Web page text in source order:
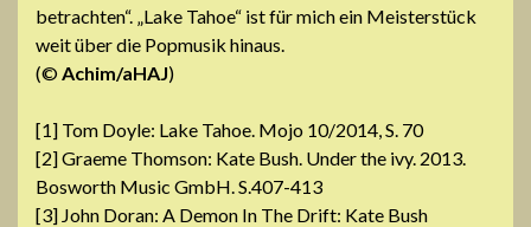
betrachten“. „Lake Tahoe“ ist für mich ein Meisterstück
weit über die Popmusik hinaus.
(© Achim/aHAJ)
[1] Tom Doyle: Lake Tahoe. Mojo 10/2014, S. 70
[2] Graeme Thomson: Kate Bush. Under the ivy. 2013.
Bosworth Music GmbH. S.407-413
[3] John Doran: A Demon In The Drift: Kate Bush